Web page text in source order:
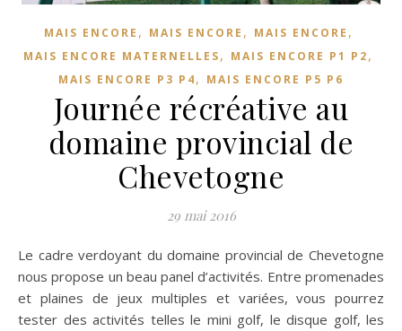
MAIS ENCORE , MAIS ENCORE , MAIS ENCORE ,
MAIS ENCORE MATERNELLES, MAIS ENCORE P1 P2,
MAIS ENCORE P3 P4, MAIS ENCORE P5 P6
Journée récréative au
domaine provincial de
Chevetogne
29 mai 2016
Le cadre verdoyant du domaine provincial de Chevetogne
nous propose un beau panel d’activités. Entre promenades
et plaines de jeux multiples et variées, vous pourrez
tester des activités telles le mini golf, le disque golf, les